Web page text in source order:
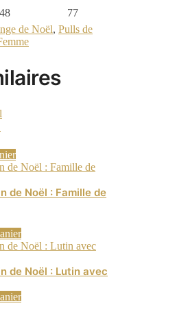
48
77
de Noël, Pulls de
de Noël : Famille de
de Noël : Lutin avec